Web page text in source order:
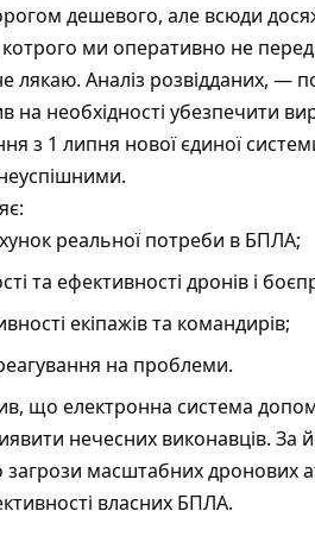
дешевого, але всюди
ми оперативно не
лякаю. Аналіз розвідданих, —
на необхідності убезпечити
з 1 липня нової єдиної
реальної потреби в БПЛА;
та ефективності дронів і
екіпажів та командирів;
на проблеми.
що електронна система
нечесних виконавців.
загрози масштабних дронових
власних БПЛА.